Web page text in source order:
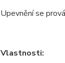
Upevnění se
Vlastnosti: